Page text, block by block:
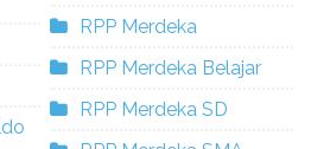
RPP Merdeka
RPP Merdeka Belajar
RPP Merdeka SD